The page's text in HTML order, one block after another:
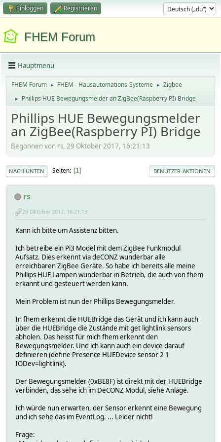
Einloggen Registrieren
FHEM Forum
Hauptmenü
FHEM Forum ► FHEM - Hausautomations-Systeme ► Zigbee
► Phillips HUE Bewegungsmelder an ZigBee(Raspberry PI) Bridge
Phillips HUE Bewegungsmelder
an ZigBee(Raspberry PI) Bridge
Begonnen von rs, 29 Oktober 2017, 16:21:13
NACH UNTEN Seiten 1 BENUTZER-AKTIONEN
rs
29 Oktober 2017, 16:21:13
Kann ich bitte um Assistenz bitten.
Ich betreibe ein Pi3 Model mit dem ZigBee Funkmodul
Aufsatz. Dies erkennt via deCONZ wunderbar alle
erreichbaren ZigBee Geräte. So habe ich bereits alle meine
Phillips HUE Lampen wunderbar in Betrieb, die auch von fhem
erkannt und gesteuert werden kann.
Mein Problem ist nun der Phillips Bewegungsmelder.
In fhem erkennt die HUEBridge das Gerät und ich kann auch
über die HUEBridge die Zustände mit get lightlink sensors
abholen. Das heisst für mich fhem erkennt den
Bewegungsmelder. Und ich kann auch ein device darauf
definieren (define Presence HUEDevice sensor 2 1
IODev=lightlink).
Der Bewegungsmelder (0xBE8F) ist direkt mit der HUEBridge
verbinden, das sehe ich im DeCONZ Modul, siehe Anlage.
Ich würde nun erwarten, der Sensor erkennt eine Bewegung
und ich sehe das im EventLog. ... Leider nicht!
Frage: